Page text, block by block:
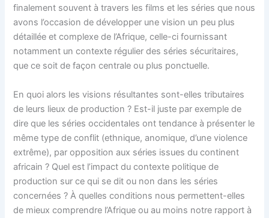
finalement souvent à travers les films et les séries que nous
avons l’occasion de développer une vision un peu plus
détaillée et complexe de l’Afrique, celle-ci fournissant
notamment un contexte régulier des séries sécuritaires,
que ce soit de façon centrale ou plus ponctuelle.
En quoi alors les visions résultantes sont-elles tributaires
de leurs lieux de production ? Est-il juste par exemple de
dire que les séries occidentales ont tendance à présenter le
même type de conflit (ethnique, anomique, d’une violence
extrême), par opposition aux séries issues du continent
africain ? Quel est l’impact du contexte politique de
production sur ce qui se dit ou non dans les séries
concernées ? À quelles conditions nous permettent-elles
de mieux comprendre l’Afrique ou au moins notre rapport à